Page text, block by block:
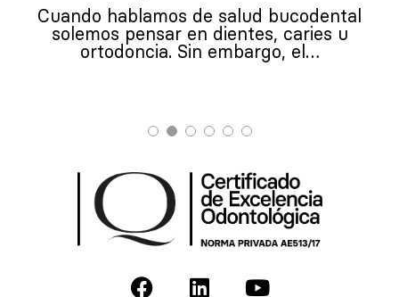
Cuando hablamos de salud bucodental
solemos pensar en dientes, caries u
ortodoncia. Sin embargo, el…